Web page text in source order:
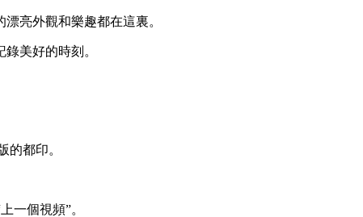
亮外觀和樂趣都在這裏。
美好的時刻。
的都印。
一個視頻”。